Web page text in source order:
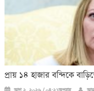
প্রায় ১৪ হাজার বন্দিকে